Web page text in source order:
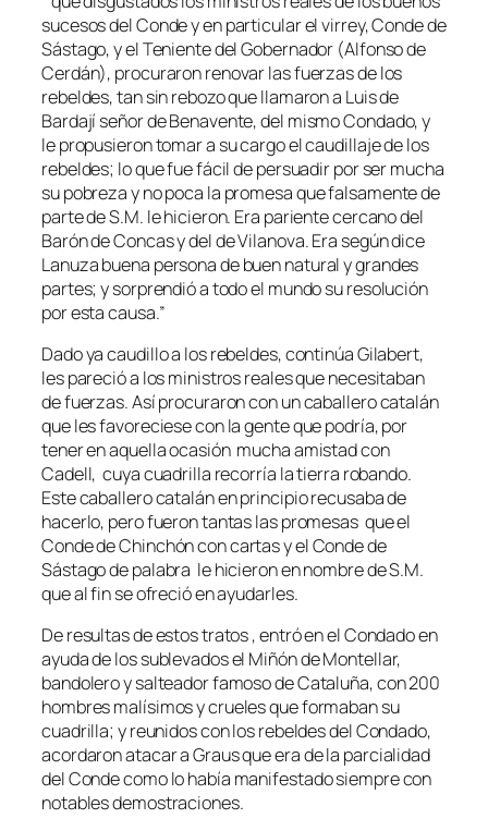
sucesos del Conde y en particular el virrey, Conde de
Sástago, y el Teniente del Gobernador (Alfonso de
Cerdán), procuraron renovar las fuerzas de los
rebeldes, tan sin rebozo que llamaron a Luis de
Bardají señor de Benavente, del mismo Condado, y
le propusieron tomar a su cargo el caudillaje de los
rebeldes; lo que fue fácil de persuadir por ser mucha
su pobreza y no poca la promesa que falsamente de
parte de S.M. le hicieron. Era pariente cercano del
Barón de Concas y del de Vilanova. Era según dice
Lanuza buena persona de buen natural y grandes
partes; y sorprendió a todo el mundo su resolución
por esta causa.”
Dado ya caudillo a los rebeldes, continúa Gilabert,
les pareció a los ministros reales que necesitaban
de fuerzas. Así procuraron con un caballero catalán
que les favoreciese con la gente que podría, por
tener en aquella ocasión mucha amistad con
Cadell, cuya cuadrilla recorría la tierra robando.
Este caballero catalán en principio recusaba de
hacerlo, pero fueron tantas las promesas que el
Conde de Chinchón con cartas y el Conde de
Sástago de palabra le hicieron en nombre de S.M.
que al fin se ofreció en ayudarles.
De resultas de estos tratos , entró en el Condado en
ayuda de los sublevados el Miñón de Montellar,
bandolero y salteador famoso de Cataluña, con 200
hombres malísimos y crueles que formaban su
cuadrilla; y reunidos con los rebeldes del Condado,
acordaron atacar a Graus que era de la parcialidad
del Conde como lo había manifestado siempre con
notables demostraciones.